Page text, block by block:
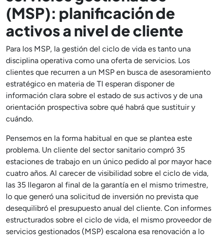
(MSP): planificación de
activos a nivel de cliente
Para los MSP, la gestión del ciclo de vida es tanto una
disciplina operativa como una oferta de servicios. Los
clientes que recurren a un MSP en busca de asesoramiento
estratégico en materia de TI esperan disponer de
información clara sobre el estado de sus activos y de una
orientación prospectiva sobre qué habrá que sustituir y
cuándo.
Pensemos en la forma habitual en que se plantea este
problema. Un cliente del sector sanitario compró 35
estaciones de trabajo en un único pedido al por mayor hace
cuatro años. Al carecer de visibilidad sobre el ciclo de vida,
las 35 llegaron al final de la garantía en el mismo trimestre,
lo que generó una solicitud de inversión no prevista que
desequilibró el presupuesto anual del cliente. Con informes
estructurados sobre el ciclo de vida, el mismo proveedor de
servicios gestionados (MSP) escalona esa renovación a lo